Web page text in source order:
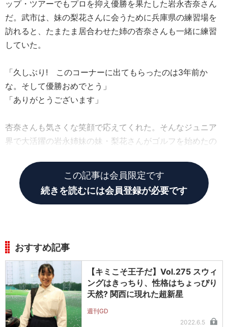
ップ・ツアーでもプロを抑え優勝を果たした岩永杏奈さん
だ。武市は、妹の梨花さんに会うために兵庫県の練習場を
訪れると、たまたま居合わせた姉の杏奈さんも一緒に練習
していた。
「久しぶり! このコーナーに出てもらったのは3年前か
な。そして優勝おめでとう」
「ありがとうございます」
杏奈さんも気さくな笑顔で応えてくれた。そんなジュニア
界で大活躍の岩永姉妹の妹・梨花さんがゴルフを始めたの
この記事は会員限定です
続きを読むには会員登録が必要です
おすすめ記事
【キミこそ王子だ】Vol.275 スウィ
ングはきっちり、性格はちょっぴり
天然? 関西に現れた超新星
週刊GD
2022.6.5